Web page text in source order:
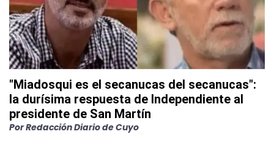
"Miadosqui es el secanucas del secanucas":
la durísima respuesta de Independiente al
presidente de San Martín
PorRedacción Diario de Cuyo